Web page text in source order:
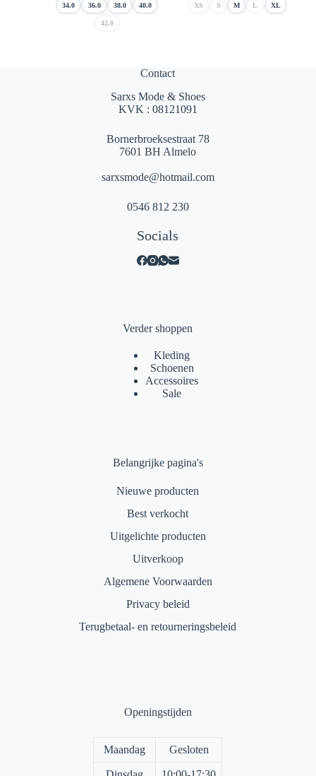
34.0 36.0 38.0 40.0
42.0
XS S M L XL
Contact
Sarxs Mode & Shoes
KVK : 08121091
Bornerbroeksestraat 78
7601 BH Almelo
sarxsmode@hotmail.com
0546 812 230
Socials
Verder shoppen
Kleding
Schoenen
Accessoires
Sale
Belangrijke pagina's
Nieuwe producten
Best verkocht
Uitgelichte producten
Uitverkoop
Algemene Voorwaarden
Privacy beleid
Terugbetaal- en retourneringsbeleid
Openingstijden
Maandag Gesloten